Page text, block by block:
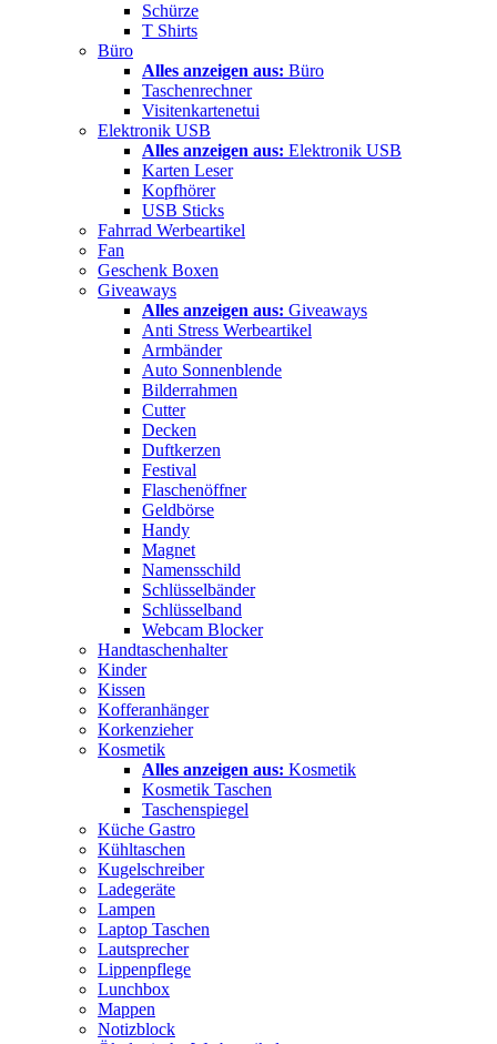
Schürze
T Shirts
Büro
Alles anzeigen aus: Büro
Taschenrechner
Visitenkartenetui
Elektronik USB
Alles anzeigen aus: Elektronik USB
Karten Leser
Kopfhörer
USB Sticks
Fahrrad Werbeartikel
Fan
Geschenk Boxen
Giveaways
Alles anzeigen aus: Giveaways
Anti Stress Werbeartikel
Armbänder
Auto Sonnenblende
Bilderrahmen
Cutter
Decken
Duftkerzen
Festival
Flaschenöffner
Geldbörse
Handy
Magnet
Namensschild
Schlüsselbänder
Schlüsselband
Webcam Blocker
Handtaschenhalter
Kinder
Kissen
Kofferanhänger
Korkenzieher
Kosmetik
Alles anzeigen aus: Kosmetik
Kosmetik Taschen
Taschenspiegel
Küche Gastro
Kühltaschen
Kugelschreiber
Ladegeräte
Lampen
Laptop Taschen
Lautsprecher
Lippenpflege
Lunchbox
Mappen
Notizblock